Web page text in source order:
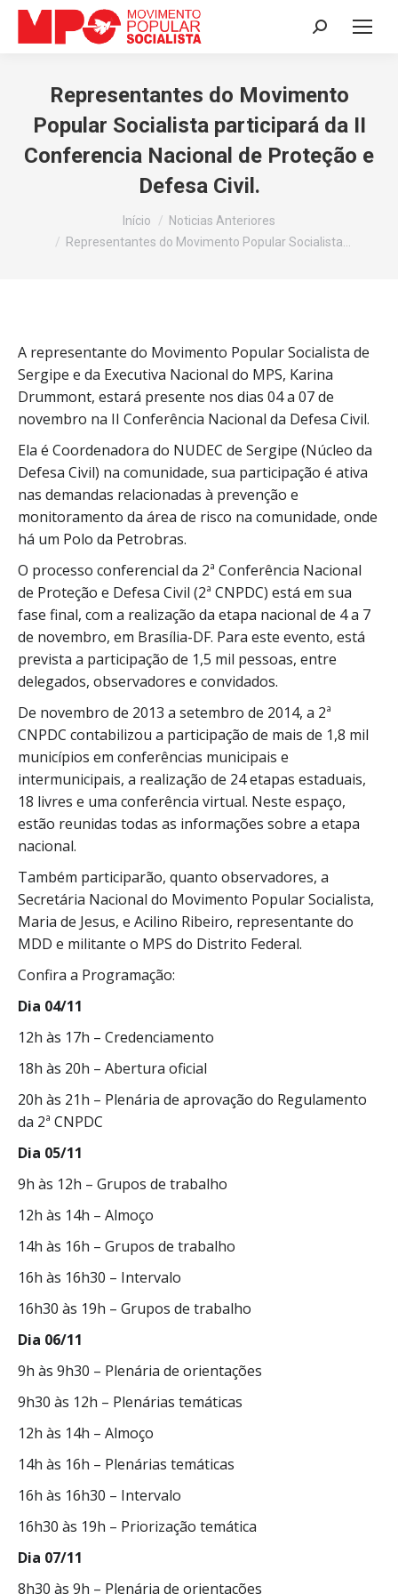
Search:
Representantes do Movimento
Popular Socialista participará da II
Conferencia Nacional de Proteção e
Defesa Civil.
Início
Noticias Anteriores
Representantes do Movimento Popular Socialista…
A representante do Movimento Popular Socialista de
Sergipe e da Executiva Nacional do MPS, Karina
Drummont, estará presente nos dias 04 a 07 de
novembro na II Conferência Nacional da Defesa Civil.
Ela é Coordenadora do NUDEC de Sergipe (Núcleo da
Defesa Civil) na comunidade, sua participação é ativa
nas demandas relacionadas à prevenção e
monitoramento da área de risco na comunidade, onde
há um Polo da Petrobras.
O processo conferencial da 2ª Conferência Nacional
de Proteção e Defesa Civil (2ª CNPDC) está em sua
fase final, com a realização da etapa nacional de 4 a 7
de novembro, em Brasília-DF. Para este evento, está
prevista a participação de 1,5 mil pessoas, entre
delegados, observadores e convidados.
De novembro de 2013 a setembro de 2014, a 2ª
CNPDC contabilizou a participação de mais de 1,8 mil
municípios em conferências municipais e
intermunicipais, a realização de 24 etapas estaduais,
18 livres e uma conferência virtual. Neste espaço,
estão reunidas todas as informações sobre a etapa
nacional.
Também participarão, quanto observadores, a
Secretária Nacional do Movimento Popular Socialista,
Maria de Jesus, e Acilino Ribeiro, representante do
MDD e militante o MPS do Distrito Federal.
Confira a Programação:
Dia 04/11
12h às 17h – Credenciamento
18h às 20h – Abertura oficial
20h às 21h – Plenária de aprovação do Regulamento
da 2ª CNPDC
Dia 05/11
9h às 12h – Grupos de trabalho
12h às 14h – Almoço
14h às 16h – Grupos de trabalho
16h às 16h30 – Intervalo
16h30 às 19h – Grupos de trabalho
Dia 06/11
9h às 9h30 – Plenária de orientações
9h30 às 12h – Plenárias temáticas
12h às 14h – Almoço
14h às 16h – Plenárias temáticas
16h às 16h30 – Intervalo
16h30 às 19h – Priorização temática
Dia 07/11
8h30 às 9h – Plenária de orientações